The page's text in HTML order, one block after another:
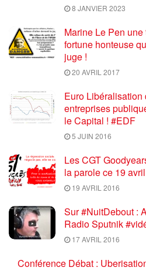
8 JANVIER 2023
Marine Le Pen
fortune honteuse
juge !
20 AVRIL 2017
Euro Libéralisation
entreprises
le Capital ! #EDF
5 JUIN 2016
Les CGT
la parole ce 19
19 AVRIL 2016
Sur #NuitDebout :
Radio Sputnik
17 AVRIL 2016
Conférence Débat :